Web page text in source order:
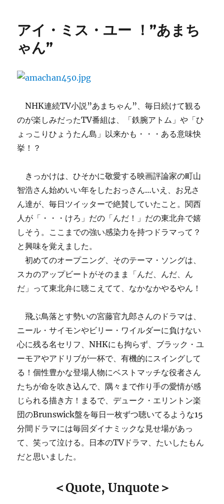
ー
さ
真
京
都
に
アイ・ミス・ユー ！”あまち
ゃん”
NHK連続TV小説”あまちゃん”、毎日続けて観る
のが楽しみだったTV番組は、「鉄腕アトム」や「ひ
ょっこりひょうたん島」以来かも・・・ある意味快
挙！？
きっかけは、ひそかに敬愛する映画評論家の町山
智浩さん始めいい年をしたおっさん…いえ、お兄さ
ん達が、毎日ツイッターで絶賛していたこと。関西
人が「・・・けろ」だの「んだ！」だの東北弁で嬉
しそう。ここまでの強い感染力を持つドラマって？
と興味を覚えました。
初めてのオープニング、そのテーマ・ソングは、
スカのアップビートがそのまま「んだ、んだ、ん
だ」って東北弁に聴こえてて、なかなかやるやん！
飛ぶ鳥落とす勢いの宮藤官九郎さんのドラマは、
ニール・サイモンやビリー・ワイルダーに負けない
心に残る名セリフ、NHKにも拘らず、ブラック・ユ
ーモアやアドリブが一杯で、有機的にスイングして
る！個性豊かな登場人物にベストマッチな役者さん
たちが命を吹き込んで、隅々まで作り手の愛情が感
じられる描き方！まるで、デューク・エリントン楽
団のBrunswick盤を毎日一枚ずつ聴いてるような15
分間ドラマには毎回ダイナミックな見せ場があっ
て、笑って泣ける。日本のTVドラマ、たいしたもん
だと思いました。
＜Quote, Unquote＞